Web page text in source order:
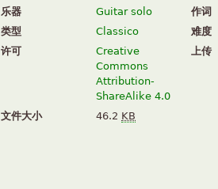
乐器
Guitar solo 作词
类型
Classico 难度
许可
Creative
Commons
Attribution-
ShareAlike 4.0
上传
文件大小 46.2 KB